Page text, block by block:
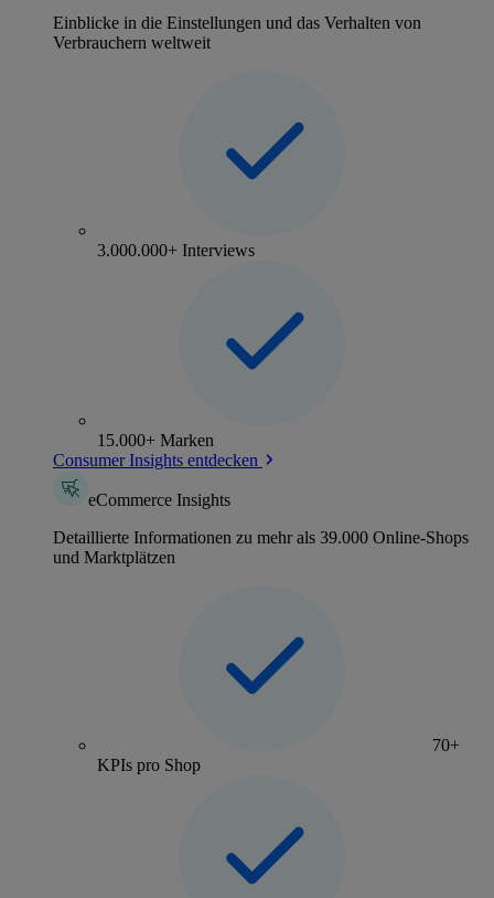
Einblicke in die Einstellungen und das Verhalten von
Verbrauchern weltweit
3.000.000+ Interviews
15.000+ Marken
Consumer Insights entdecken
eCommerce Insights
Detaillierte Informationen zu mehr als 39.000 Online-Shops
und Marktplätzen
70+
KPIs pro Shop